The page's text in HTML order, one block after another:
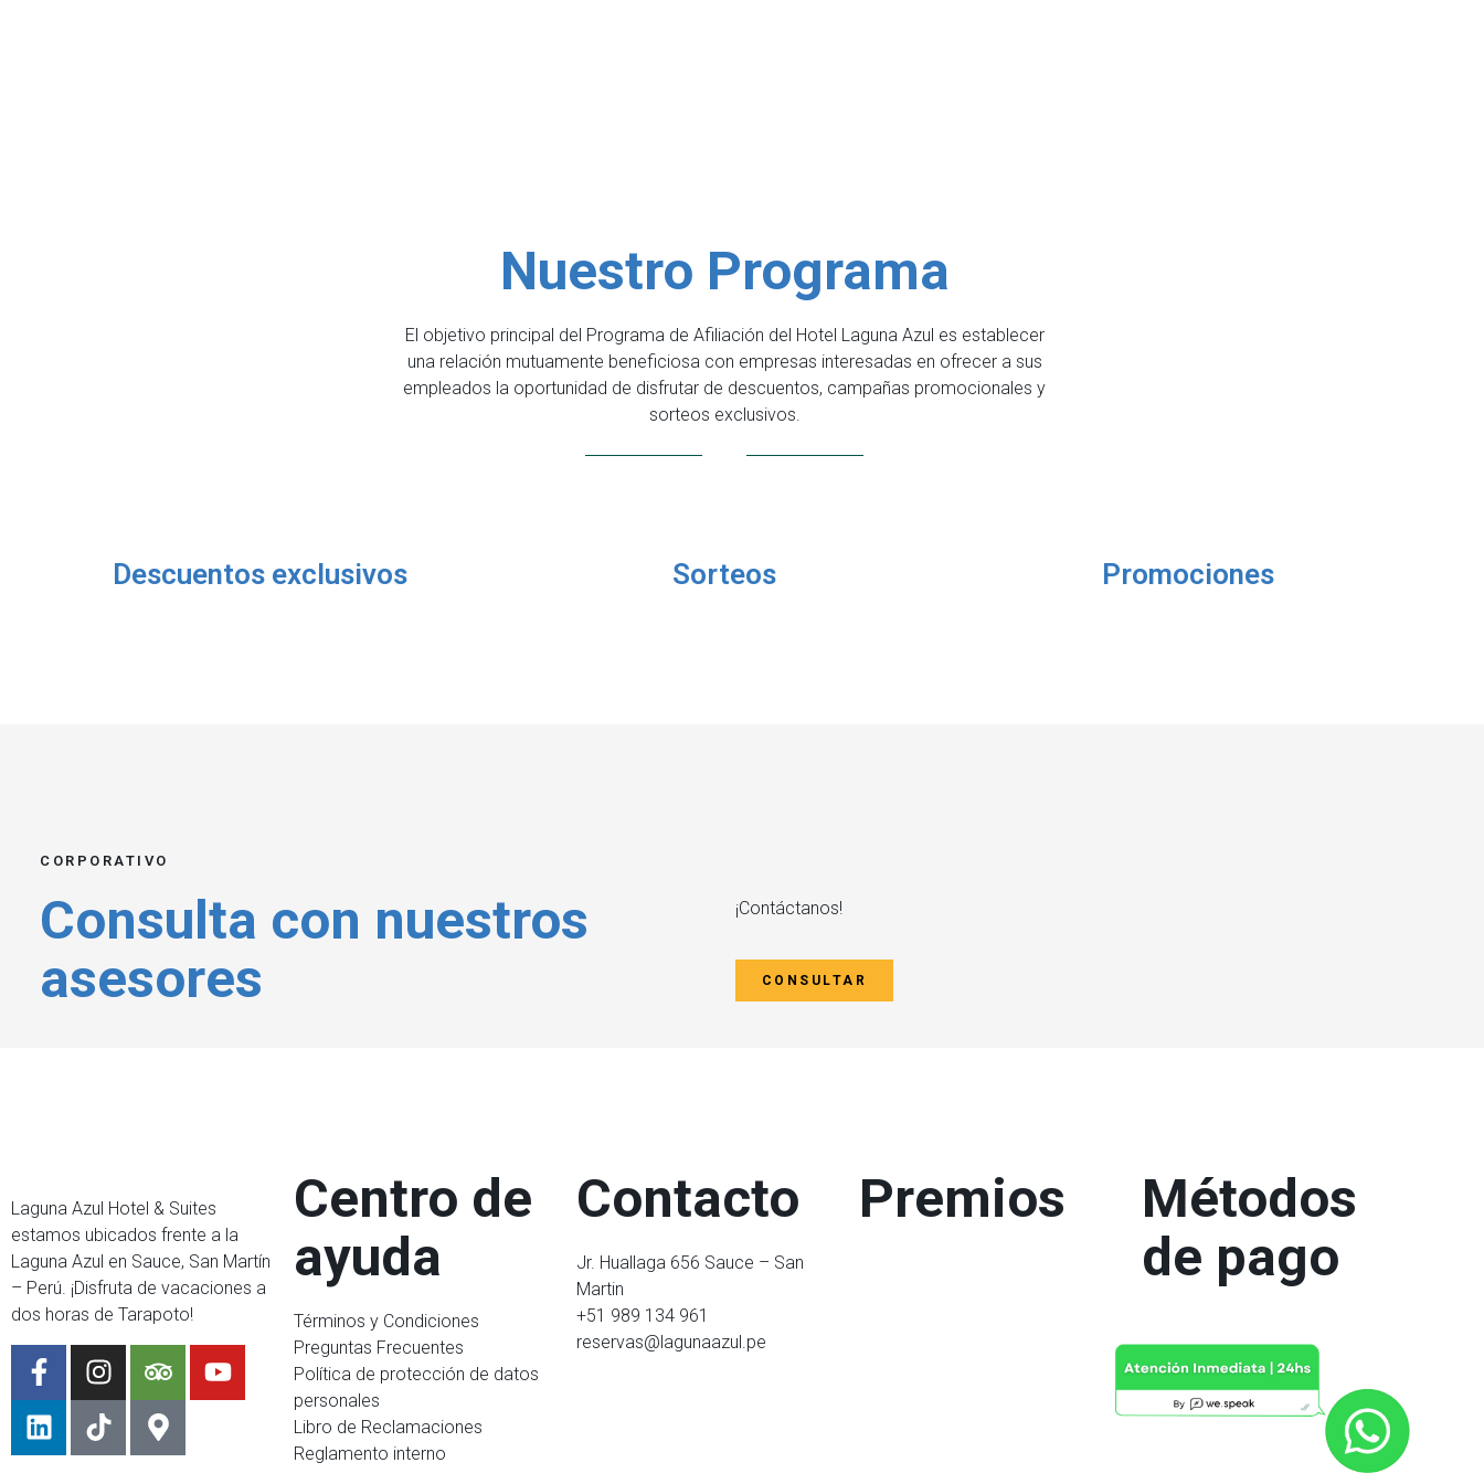
Nuestro Programa
El objetivo principal del Programa de Afiliación del Hotel Laguna Azul es establecer
una relación mutuamente beneficiosa con empresas interesadas en ofrecer a sus
empleados la oportunidad de disfrutar de descuentos, campañas promocionales y
sorteos exclusivos.
Descuentos exclusivos Sorteos Promociones
CORPORATIVO
Consulta con nuestros
asesores
¡Contáctanos!
CONSULTAR
Laguna Azul Hotel & Suites
estamos ubicados frente a la
Laguna Azul en Sauce, San Martín
– Perú. ¡Disfruta de vacaciones a
dos horas de Tarapoto!
Centro de
ayuda
Términos y Condiciones
Preguntas Frecuentes
Política de protección de datos
personales
Libro de Reclamaciones
Reglamento interno
Contacto
Jr. Huallaga 656 Sauce – San
Martin
+51 989 134 961
reservas@lagunaazul.pe
Premios
Métodos
de pago